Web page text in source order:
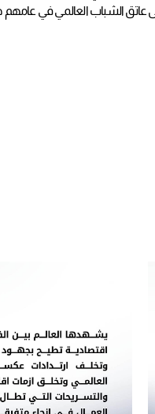
على عاتق الشباب العالمي في